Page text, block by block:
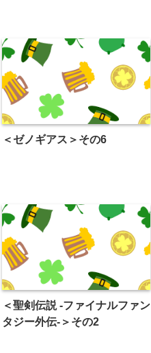
＜ゼノギアス＞その6
＜聖剣伝説 -ファイナルファン
タジー外伝-＞その2